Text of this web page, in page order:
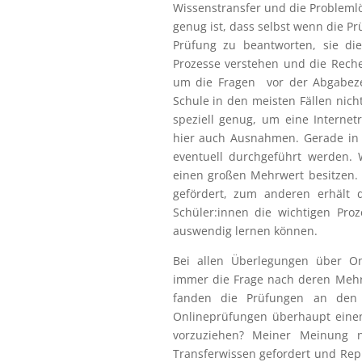
Wissenstransfer und die
genug ist, dass selbst wenn die
Prüfung zu beantworten, sie
Prozesse verstehen und die
um die Fragen vor der
Schule in den meisten Fällen
speziell genug, um eine
hier auch Ausnahmen. Gerade
eventuell durchgeführt werden.
einen großen Mehrwert
gefördert, zum anderen erhält
Schüler:innen die wichtigen
auswendig lernen können.
Bei allen Überlegungen über
immer die Frage nach deren
fanden die Prüfungen an
Onlineprüfungen überhaupt
vorzuziehen? Meiner
Transferwissen gefordert und